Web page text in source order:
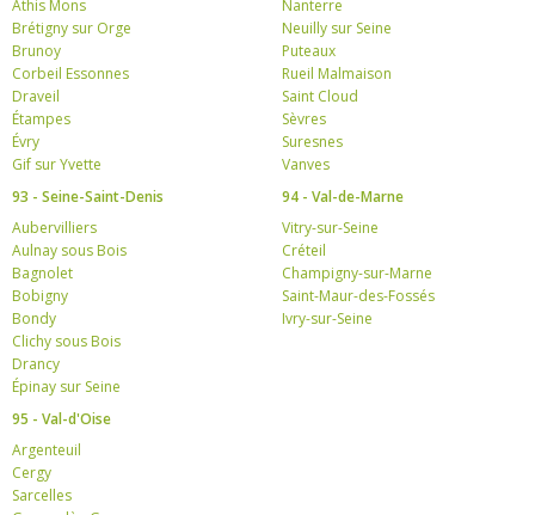
Athis Mons
Brétigny sur Orge
Brunoy
Corbeil Essonnes
Draveil
Étampes
Évry
Gif sur Yvette
Nanterre
Neuilly sur Seine
Puteaux
Rueil Malmaison
Saint Cloud
Sèvres
Suresnes
Vanves
93 - Seine-Saint-Denis
Aubervilliers
Aulnay sous Bois
Bagnolet
Bobigny
Bondy
Clichy sous Bois
Drancy
Épinay sur Seine
94 - Val-de-Marne
Vitry-sur-Seine
Créteil
Champigny-sur-Marne
Saint-Maur-des-Fossés
Ivry-sur-Seine
95 - Val-d'Oise
Argenteuil
Cergy
Sarcelles